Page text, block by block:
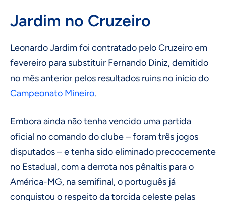
Jardim no Cruzeiro
Leonardo Jardim foi contratado pelo Cruzeiro em
fevereiro para substituir Fernando Diniz, demitido
no mês anterior pelos resultados ruins no início do
Campeonato Mineiro.
Embora ainda não tenha vencido uma partida
oficial no comando do clube – foram três jogos
disputados – e tenha sido eliminado precocemente
no Estadual, com a derrota nos pênaltis para o
América-MG, na semifinal, o português já
conquistou o respeito da torcida celeste pelas